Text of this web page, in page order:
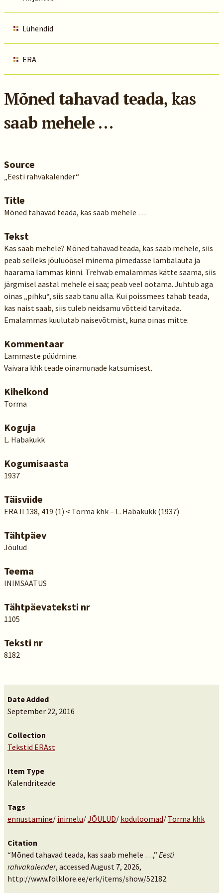
Lühendid
ERA
Mõned tahavad teada, kas
saab mehele …
Source
„Eesti rahvakalender“
Title
Mõned tahavad teada, kas saab mehele …
Tekst
Kas saab mehele? Mõned tahavad teada, kas saab mehele, siis
peab selleks jõuluöösel minema pimedasse lambalauta ja
haarama lammas kinni. Trehvab emalammas kätte saama, siis
järgmisel aastal mehele ei saa; peab veel ootama. Juhtub aga
oinas „pihku“, siis saab tanu alla. Kui poissmees tahab teada,
kas naist saab, siis tuleb neidsamu võtteid tarvitada.
Emalammas kuulutab naisevõtmist, kuna oinas mitte.
Kommentaar
Lammaste püüdmine.
Vaivara khk teade oinamunade katsumisest.
Kihelkond
Torma
Koguja
L. Habakukk
Kogumisaasta
1937
Täisviide
ERA II 138, 419 (1) < Torma khk – L. Habakukk (1937)
Tähtpäev
Jõulud
Teema
INIMSAATUS
Tähtpäevateksti nr
1105
Teksti nr
8182
Date Added
September 22, 2016
Collection
Tekstid ERAst
Item Type
Kalendriteade
Tags
ennustamine/ inimelu/JÕULUD/ koduloomad/ Torma khk
Citation
“Mõned tahavad teada, kas saab mehele …,” Eesti
rahvakalender, accessed August 7, 2026,
http://www.folklore.ee/erk/items/show/52182.